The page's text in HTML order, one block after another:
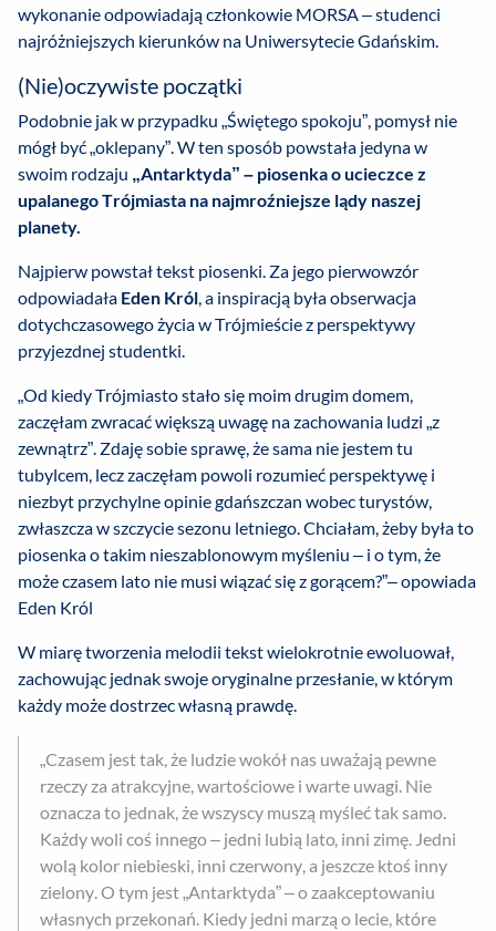
wykonanie odpowiadają członkowie MORSA – studenci
najróżniejszych kierunków na Uniwersytecie Gdańskim.
(Nie)oczywiste początki
Podobnie jak w przypadku „Świętego spokoju”, pomysł nie
mógł być „oklepany”. W ten sposób powstała jedyna w
swoim rodzaju „Antarktyda” – piosenka o ucieczce z
upalanego Trójmiasta na najmroźniejsze lądy naszej
planety.
Najpierw powstał tekst piosenki. Za jego pierwowzór
odpowiadała Eden Król, a inspiracją była obserwacja
dotychczasowego życia w Trójmieście z perspektywy
przyjezdnej studentki.
„Od kiedy Trójmiasto stało się moim drugim domem,
zaczęłam zwracać większą uwagę na zachowania ludzi „z
zewnątrz”. Zdaję sobie sprawę, że sama nie jestem tu
tubylcem, lecz zaczęłam powoli rozumieć perspektywę i
niezbyt przychylne opinie gdańszczan wobec turystów,
zwłaszcza w szczycie sezonu letniego. Chciałam, żeby była to
piosenka o takim nieszablonowym myśleniu – i o tym, że
może czasem lato nie musi wiązać się z gorącem?”– opowiada
Eden Król
W miarę tworzenia melodii tekst wielokrotnie ewoluował,
zachowując jednak swoje oryginalne przesłanie, w którym
każdy może dostrzec własną prawdę.
„Czasem jest tak, że ludzie wokół nas uważają pewne
rzeczy za atrakcyjne, wartościowe i warte uwagi. Nie
oznacza to jednak, że wszyscy muszą myśleć tak samo.
Każdy woli coś innego – jedni lubią lato, inni zimę. Jedni
wolą kolor niebieski, inni czerwony, a jeszcze ktoś inny
zielony. O tym jest „Antarktyda” – o zaakceptowaniu
własnych przekonań. Kiedy jedni marzą o lecie, które